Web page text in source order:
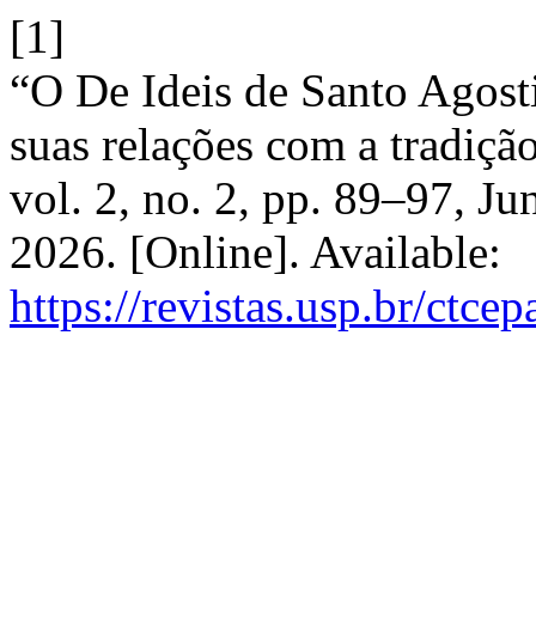
[1]
“O De Ideis de Santo
suas relações com a
vol. 2, no. 2, pp. 89–97,
2026. [Online]. Available:
https://revistas.usp.br/